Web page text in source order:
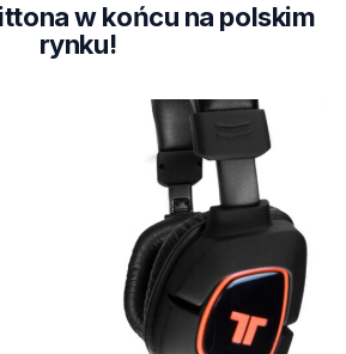
w końcu na polskim
rynku!